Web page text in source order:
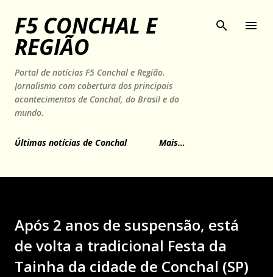
Pular para o conteúdo principal
F5 CONCHAL E
REGIÃO
Portal de notícias F5 Conchal e Região.
Jornalismo com cobertura dos principais
acontecimentos de Conchal, do Brasil e do
mundo.
Últimas notícias de Conchal Mais…
Após 2 anos de suspensão, está
de volta a tradicional Festa da
Tainha da cidade de Conchal (SP)